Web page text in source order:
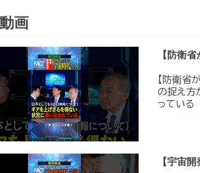
画
【防衛
【防衛省
の捉え方
ってい
【宇宙